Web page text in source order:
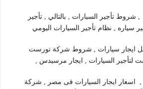
شروط تأجير السيارات , بالتالي , تأجير
سياره , نظام تأجير السيارات اليومي
ايجار سيارات , شروط شركة تورست
لتأجير السيارات , ايجار مرسيدس ,
, اسعار ايجار السيارات فى مصر , شركة